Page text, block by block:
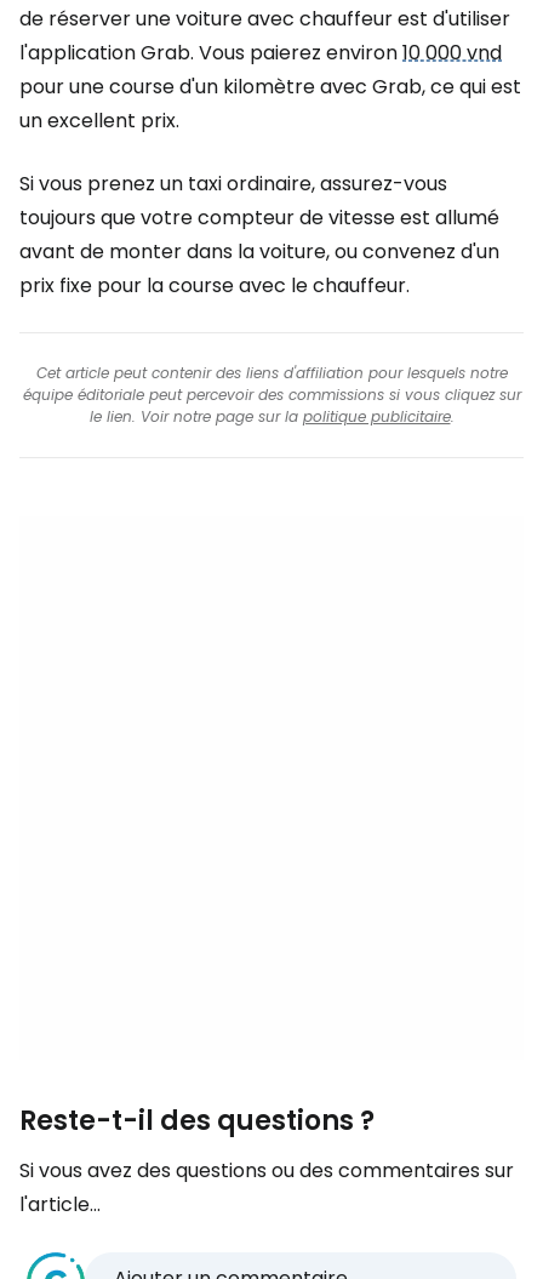
de réserver une voiture avec chauffeur est d'utiliser
l'application Grab. Vous paierez environ10 000 vnd
pour une course d'un kilomètre avec Grab, ce qui est
un excellent prix.
Si vous prenez un taxi ordinaire, assurez-vous
toujours que votre compteur de vitesse est allumé
avant de monter dans la voiture, ou convenez d'un
prix fixe pour la course avec le chauffeur.
Cet article peut contenir des liens d'affiliation pour lesquels notre
équipe éditoriale peut percevoir des commissions si vous cliquez sur
le lien. Voir notre page sur la politique publicitaire.
Reste-t-il des questions ?
Si vous avez des questions ou des commentaires sur
l'article...